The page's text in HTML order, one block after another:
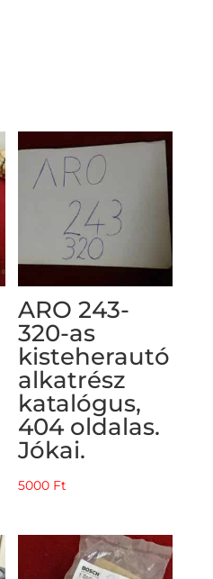
ARO 243-
320-as
kisteherautó
alkatrész
katalógus,
404 oldalas.
Jókai.
5000 Ft